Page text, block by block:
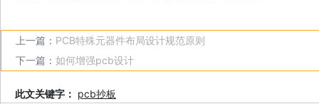
上一篇： PCB特殊元器件布局设计规范原则
下一篇： 如何增强pcb设计
此文关键字： pcb抄板